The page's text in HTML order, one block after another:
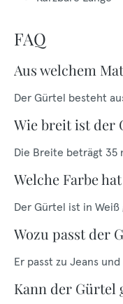
FAQ
Aus welchem
Der Gürtel besteht
Wie breit ist der
Die Breite beträgt 35
Welche Farbe
Der Gürtel ist in Weiß
Wozu passt der
Er passt zu Jeans
Kann der Gürtel